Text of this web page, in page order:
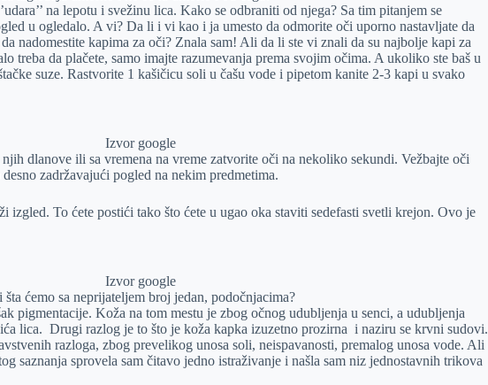
na lepotu i svežinu lica. Kako se odbraniti od njega? Sa tim pitanjem se
u ogledalo. A vi? Da li i vi kao i ja umesto da odmorite oči uporno nastavljate da
nadomestite kapima za oči? Znala sam! Ali da li ste vi znali da su najbolje kapi za
treba da plačete, samo imajte razumevanja prema svojim očima. A ukoliko ste baš u
suze. Rastvorite 1 kašičicu soli u čašu vode i pipetom kanite 2-3 kapi u svako
Izvor google
dlanove ili sa vremena na vreme zatvorite oči na nekoliko sekundi. Vežbajte oči
zadržavajući pogled na nekim predmetima.
izgled. To ćete postići tako što ćete u ugao oka staviti sedefasti svetli krejon. Ovo je
Izvor google
ćemo sa neprijateljem broj jedan, podočnjacima?
pigmentacije. Koža na tom mestu je zbog očnog udubljenja u senci, a udubljenja
lica. Drugi razlog je to što je koža kapka izuzetno prozirna i naziru se krvni sudovi.
razloga, zbog prevelikog unosa soli, neispavanosti, premalog unosa vode. Ali
saznanja sprovela sam čitavo jedno istraživanje i našla sam niz jednostavnih trikova